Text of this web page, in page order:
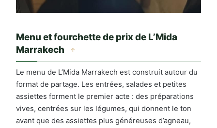
Menu et fourchette de prix de L’Mida
Marrakech
↑
Le menu de L’Mida Marrakech est construit autour du
format de partage. Les entrées, salades et petites
assiettes forment le premier acte : des préparations
vives, centrées sur les légumes, qui donnent le ton
avant que des assiettes plus généreuses d’agneau,